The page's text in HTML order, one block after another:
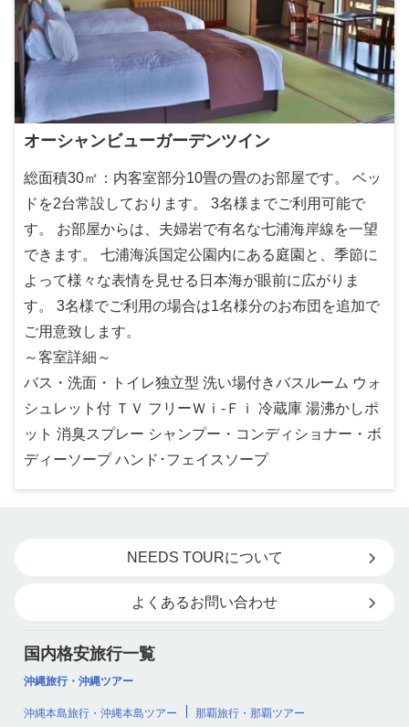
オーシャンビューガーデンツイン
総面積30㎡：内客室部分10畳の畳のお部屋です。 ベッ
ドを2台常設しております。 3名様までご利用可能で
す。 お部屋からは、夫婦岩で有名な七浦海岸線を一望
できます。 七浦海浜国定公園内にある庭園と、季節に
よって様々な表情を見せる日本海が眼前に広がりま
す。 3名様でご利用の場合は1名様分のお布団を追加で
ご用意致します。
～客室詳細～
バス・洗面・トイレ独立型 洗い場付きバスルーム ウォ
シュレット付 ＴＶ フリーＷｉ-Ｆｉ 冷蔵庫 湯沸かしポ
ット 消臭スプレー シャンプー・コンディショナー・ボ
ディーソープ ハンド･フェイスソープ
NEEDS TOURについて
よくあるお問い合わせ
国内格安旅行一覧
沖縄旅行・沖縄ツアー
沖縄本島旅行・沖縄本島ツアー
那覇旅行・那覇ツアー